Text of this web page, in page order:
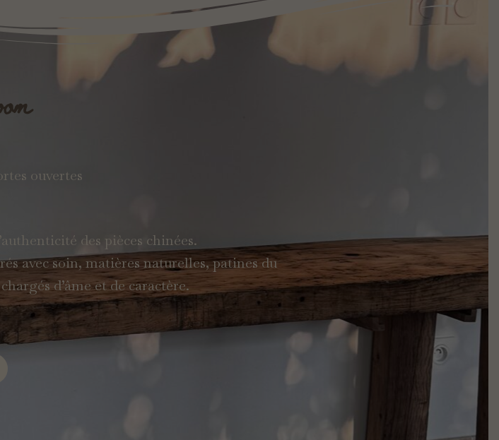
ouvertes
des pièces chinées.
avec soin, matières naturelles, patines du
d’âme et de caractère.